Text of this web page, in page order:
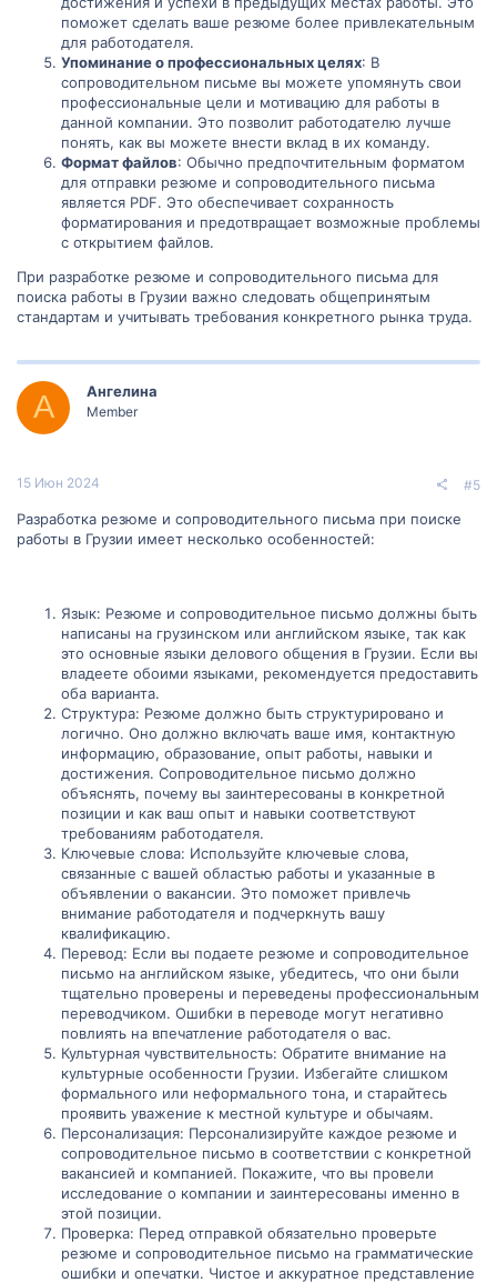
поможет сделать ваше резюме более привлекательным
для работодателя.
Упоминание о профессиональных целях: В
сопроводительном письме вы можете упомянуть свои
профессиональные цели и мотивацию для работы в
данной компании. Это позволит работодателю лучше
понять, как вы можете внести вклад в их команду.
Формат файлов: Обычно предпочтительным форматом
для отправки резюме и сопроводительного письма
является PDF. Это обеспечивает сохранность
форматирования и предотвращает возможные проблемы
с открытием файлов.
При разработке резюме и сопроводительного письма для
поиска работы в Грузии важно следовать общепринятым
стандартам и учитывать требования конкретного рынка труда.
А Ангелина
Member
15 Июн 2024 #5
Разработка резюме и сопроводительного письма при поиске
работы в Грузии имеет несколько особенностей:
Язык: Резюме и сопроводительное письмо должны быть
написаны на грузинском или английском языке, так как
это основные языки делового общения в Грузии. Если вы
владеете обоими языками, рекомендуется предоставить
оба варианта.
Структура: Резюме должно быть структурировано и
логично. Оно должно включать ваше имя, контактную
информацию, образование, опыт работы, навыки и
достижения. Сопроводительное письмо должно
объяснять, почему вы заинтересованы в конкретной
позиции и как ваш опыт и навыки соответствуют
требованиям работодателя.
Ключевые слова: Используйте ключевые слова,
связанные с вашей областью работы и указанные в
объявлении о вакансии. Это поможет привлечь
внимание работодателя и подчеркнуть вашу
квалификацию.
Перевод: Если вы подаете резюме и сопроводительное
письмо на английском языке, убедитесь, что они были
тщательно проверены и переведены профессиональным
переводчиком. Ошибки в переводе могут негативно
повлиять на впечатление работодателя о вас.
Культурная чувствительность: Обратите внимание на
культурные особенности Грузии. Избегайте слишком
формального или неформального тона, и старайтесь
проявить уважение к местной культуре и обычаям.
Персонализация: Персонализируйте каждое резюме и
сопроводительное письмо в соответствии с конкретной
вакансией и компанией. Покажите, что вы провели
исследование о компании и заинтересованы именно в
этой позиции.
Проверка: Перед отправкой обязательно проверьте
резюме и сопроводительное письмо на грамматические
ошибки и опечатки. Чистое и аккуратное представление